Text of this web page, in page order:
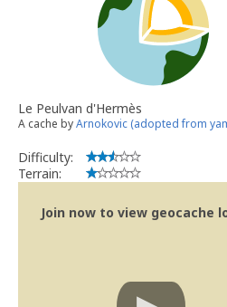
Le Peulvan d'Hermès
A cache byArnokovic (adopted from
Difficulty:
Terrain:
Join now to view